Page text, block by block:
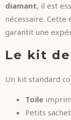
diamant, il est
nécessaire.
garantit une
Le kit
Un kit standard
Toile
Petits